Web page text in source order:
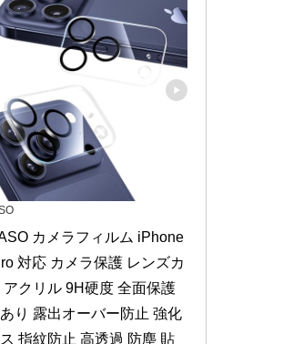
カメラフィルム iPhone
対応 カメラ保護 レンズカ
アクリル 9H硬度 全面保護
り 露出オーバー防止 強化
指紋防止 高透過 防塵 貼